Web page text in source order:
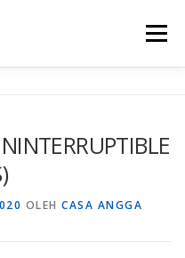
Menu
OLEH CASA ANGGA